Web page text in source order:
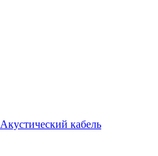
Акустический кабель